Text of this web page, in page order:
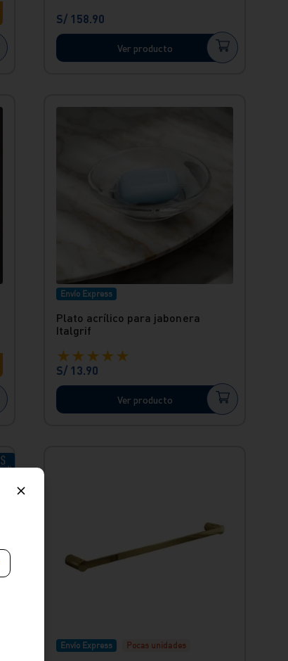
S/ 158.90
Ver producto
Envío Express
Plato acrílico para jabonera
Italgrif
★ ★ ★ ★ ★
S/ 13.90
Ver producto
Envío Express Pocas unidades